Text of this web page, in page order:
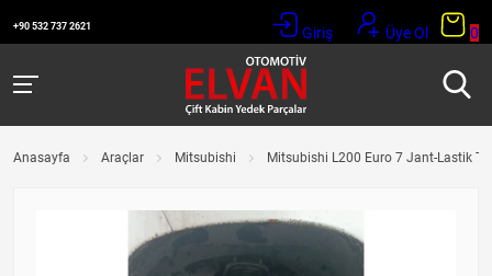
+90 532 737 2621 Giriş Üye Ol 0
Anasayfa Araçlar Mitsubishi Mitsubishi L200 Euro 7 Jant-Lastik